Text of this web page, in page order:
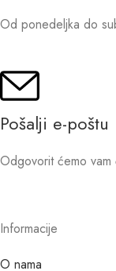
Od ponedeljka do
Pošalji e-poštu
Odgovorit ćemo vam
Informacije
O nama